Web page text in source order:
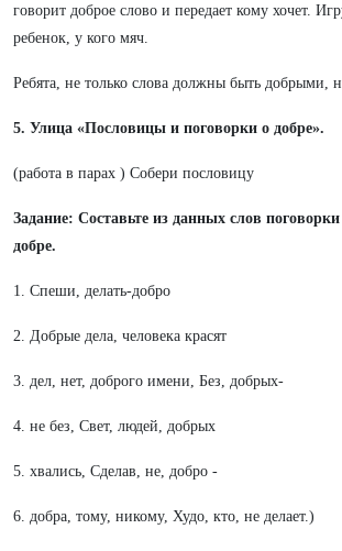
говорит доброе слово и передает кому хочет.
ребенок, у кого мяч.
Ребята, не только слова должны быть добрыми,
5. Улица «Пословицы и поговорки о добре».
(работа в парах ) Собери пословицу
Задание: Составьте из данных слов
добре.
1. Спеши, делать-добро
2. Добрые дела, человека красят
3. дел, нет, доброго имени, Без, добрых-
4. не без, Свет, людей, добрых
5. хвались, Сделав, не, добро -
6. добра, тому, никому, Худо, кто, не делает.)